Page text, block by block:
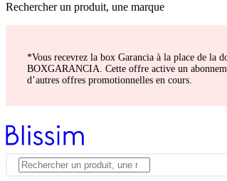
Rechercher un produit, une marque
*Vous recevrez la box Garancia à la place de la
BOXGARANCIA. Cette offre active un
d’autres offres promotionnelles en cours.